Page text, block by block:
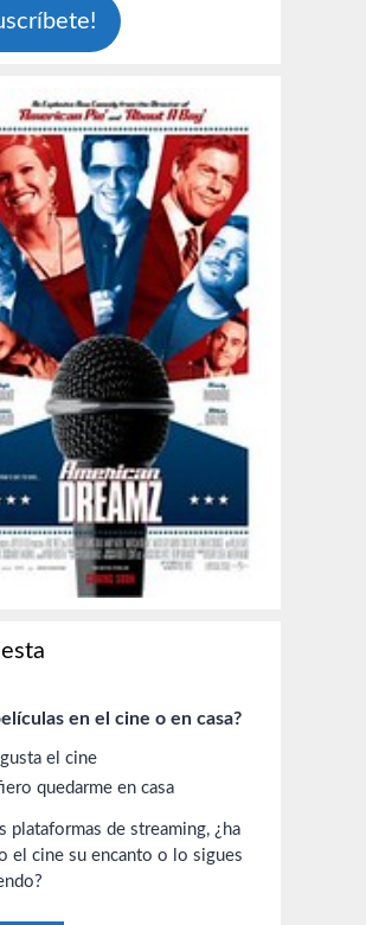
en el cine o en casa?
el cine
quedarme en casa
plataformas de streaming, ¿ha
cine su encanto o lo sigues